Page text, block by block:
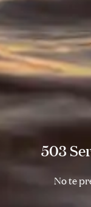
503
No te